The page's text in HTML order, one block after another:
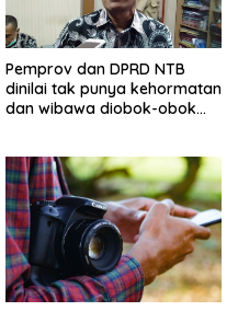
Pemprov dan DPRD NTB
dinilai tak punya kehormatan
dan wibawa diobok-obok